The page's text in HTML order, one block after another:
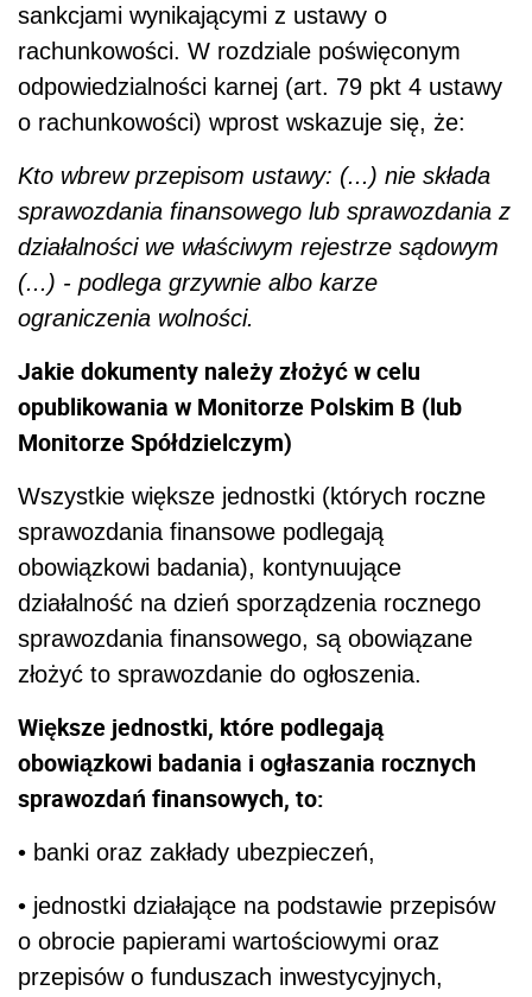
sankcjami wynikającymi z ustawy o
rachunkowości. W rozdziale poświęconym
odpowiedzialności karnej (art. 79 pkt 4 ustawy
o rachunkowości) wprost wskazuje się, że:
Kto wbrew przepisom ustawy: (...) nie składa
sprawozdania finansowego lub sprawozdania z
działalności we właściwym rejestrze sądowym
(...) - podlega grzywnie albo karze
ograniczenia wolności.
Jakie dokumenty należy złożyć w celu
opublikowania w Monitorze Polskim B (lub
Monitorze Spółdzielczym)
Wszystkie większe jednostki (których roczne
sprawozdania finansowe podlegają
obowiązkowi badania), kontynuujące
działalność na dzień sporządzenia rocznego
sprawozdania finansowego, są obowiązane
złożyć to sprawozdanie do ogłoszenia.
Większe jednostki, które podlegają
obowiązkowi badania i ogłaszania rocznych
sprawozdań finansowych, to:
• banki oraz zakłady ubezpieczeń,
• jednostki działające na podstawie przepisów
o obrocie papierami wartościowymi oraz
przepisów o funduszach inwestycyjnych,